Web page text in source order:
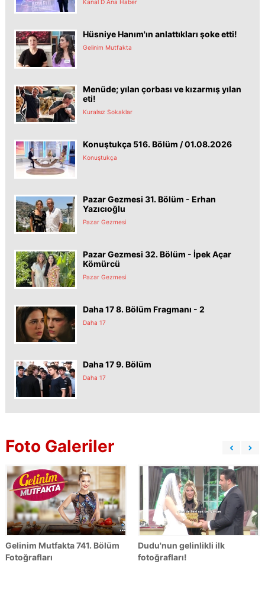
Kanal D Ana Haber
Hüsniye Hanım'ın anlattıkları şoke etti!
Gelinim Mutfakta
Menüde; yılan çorbası ve kızarmış yılan
eti!
Kuralsız Sokaklar
Konuştukça 516. Bölüm / 01.08.2026
Konuştukça
Pazar Gezmesi 31. Bölüm - Erhan
Yazıcıoğlu
Pazar Gezmesi
Pazar Gezmesi 32. Bölüm - İpek Açar
Kömürcü
Pazar Gezmesi
Daha 17 8. Bölüm Fragmanı - 2
Daha 17
Daha 17 9. Bölüm
Daha 17
Foto Galeriler
Gelinim Mutfakta 741. Bölüm
Fotoğrafları
Dudu'nun gelinlikli ilk
fotoğrafları!